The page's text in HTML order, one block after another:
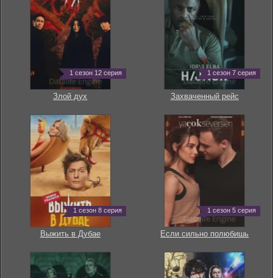
1 сезон 12 серия
Злой дух
1 сезон 7 серия
Захваченный рейс
1 сезон 8 серия
Выжить в Дубае
1 сезон 5 серия
Если сильно полюбишь